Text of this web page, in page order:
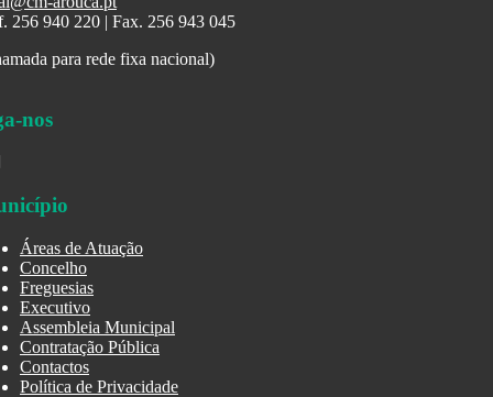
256 940 220 | Fax. 256 943 045
para rede fixa nacional)
nos
Áreas de Atuação
Concelho
Freguesias
Executivo
Assembleia Municipal
Contratação Pública
Contactos
Política de Privacidade